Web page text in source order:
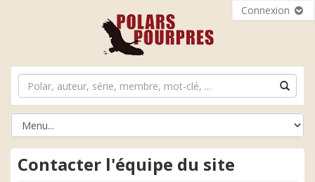
Connexion
Contacter l'équipe du site